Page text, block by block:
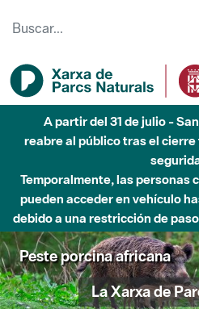
A partir del 31 de julio -
reabre al público tras el
Temporalmente, las personas
pueden acceder en vehículo
debido a una restricción de
Peste porcina africana
La Xarxa de